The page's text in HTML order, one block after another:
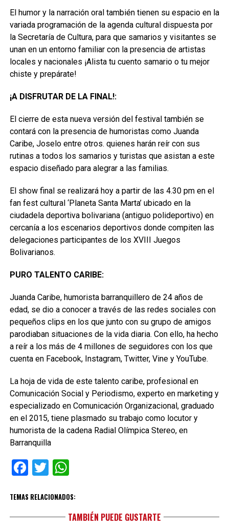
El humor y la narración oral también tienen su espacio en la
variada programación de la agenda cultural dispuesta por
la Secretaría de Cultura, para que samarios y visitantes se
unan en un entorno familiar con la presencia de artistas
locales y nacionales ¡Alista tu cuento samario o tu mejor
chiste y prepárate!
¡A DISFRUTAR DE LA FINAL!:
El cierre de esta nueva versión del festival también se
contará con la presencia de humoristas como Juanda
Caribe, Joselo entre otros. quienes harán reír con sus
rutinas a todos los samarios y turistas que asistan a este
espacio diseñado para alegrar a las familias.
El show final se realizará hoy a partir de las 4.30 pm en el
fan fest cultural ‘Planeta Santa Marta’ ubicado en la
ciudadela deportiva bolivariana (antiguo polideportivo) en
cercanía a los escenarios deportivos donde compiten las
delegaciones participantes de los XVIII Juegos
Bolivarianos.
PURO TALENTO CARIBE:
Juanda Caribe, humorista barranquillero de 24 años de
edad, se dio a conocer a través de las redes sociales con
pequeños clips en los que junto con su grupo de amigos
parodiaban situaciones de la vida diaria. Con ello, ha hecho
a reír a los más de 4 millones de seguidores con los que
cuenta en Facebook, Instagram, Twitter, Vine y YouTube.
La hoja de vida de este talento caribe, profesional en
Comunicación Social y Periodismo, experto en marketing y
especializado en Comunicación Organizacional, graduado
en el 2015, tiene plasmado su trabajo como locutor y
humorista de la cadena Radial Olímpica Stereo, en
Barranquilla
Facebook
TwitterWhatsApp
TEMAS RELACIONADOS:
TAMBIÉN PUEDE GUSTARTE